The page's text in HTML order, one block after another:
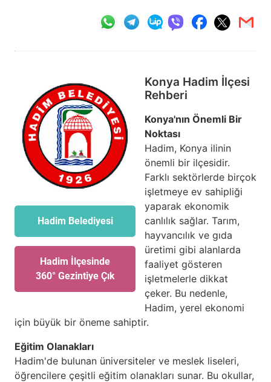
Hadim Belediyesi
Hadim İlçesinde
360° Gezintiye Çık
Konya Hadim İlçesi
Rehberi
Konya'nın Önemli Bir
Noktası
Hadim, Konya ilinin
önemli bir ilçesidir.
Farklı sektörlerde birçok
işletmeye ev sahipliği
yaparak ekonomik
canlılık sağlar. Tarım,
hayvancılık ve gıda
üretimi gibi alanlarda
faaliyet gösteren
işletmelerle dikkat
çeker. Bu nedenle,
Hadim, yerel ekonomi
için büyük bir öneme sahiptir.
Eğitim Olanakları
Hadim'de bulunan üniversiteler ve meslek liseleri,
öğrencilere çeşitli eğitim olanakları sunar. Bu okullar,